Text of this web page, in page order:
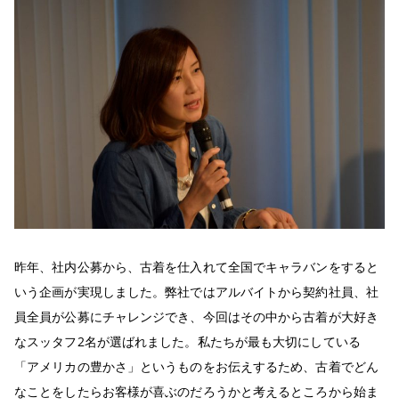
昨年、社内公募から、古着を仕入れて全国でキャラバンをすると
いう企画が実現しました。弊社ではアルバイトから契約社員、社
員全員が公募にチャレンジでき、今回はその中から古着が大好き
なスッタフ2名が選ばれました。私たちが最も大切にしている
「アメリカの豊かさ」というものをお伝えするため、古着でどん
なことをしたらお客様が喜ぶのだろうかと考えるところから始ま